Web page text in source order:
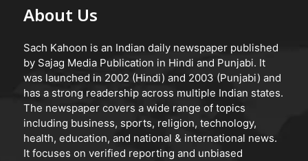
About Us
Sach Kahoon is an Indian daily newspaper published
by Sajag Media Publication in Hindi and Punjabi. It
was launched in 2002 (Hindi) and 2003 (Punjabi) and
has a strong readership across multiple Indian states.
The newspaper covers a wide range of topics
including business, sports, religion, technology,
health, education, and national & international news.
It focuses on verified reporting and unbiased